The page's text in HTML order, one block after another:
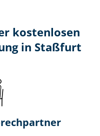
kostenlosen
in Staßfurt